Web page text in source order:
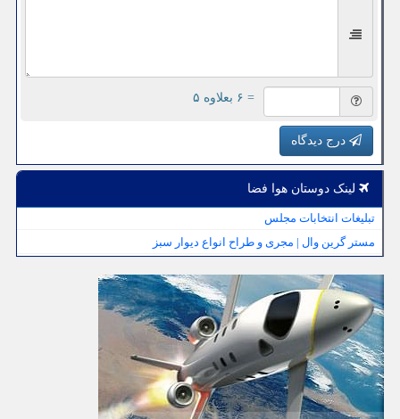
= ۶ بعلاوه ۵
درج دیدگاه
لینک دوستان هوا فضا
تبلیغات انتخابات مجلس
مستر گرین وال | مجری و طراح انواع دیوار سبز